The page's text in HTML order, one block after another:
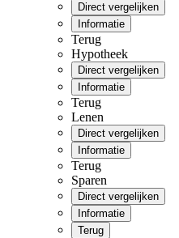
Direct vergelijken
Informatie
Terug
Hypotheek
Direct vergelijken
Informatie
Terug
Lenen
Direct vergelijken
Informatie
Terug
Sparen
Direct vergelijken
Informatie
Terug